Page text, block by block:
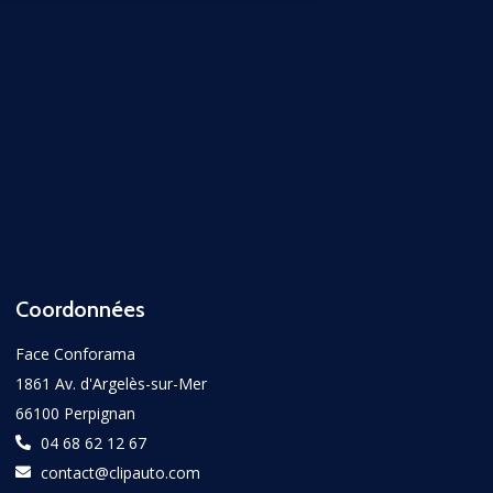
Coordonnées
Face Conforama
1861 Av. d'Argelès-sur-Mer
66100 Perpignan
04 68 62 12 67
contact@clipauto.com